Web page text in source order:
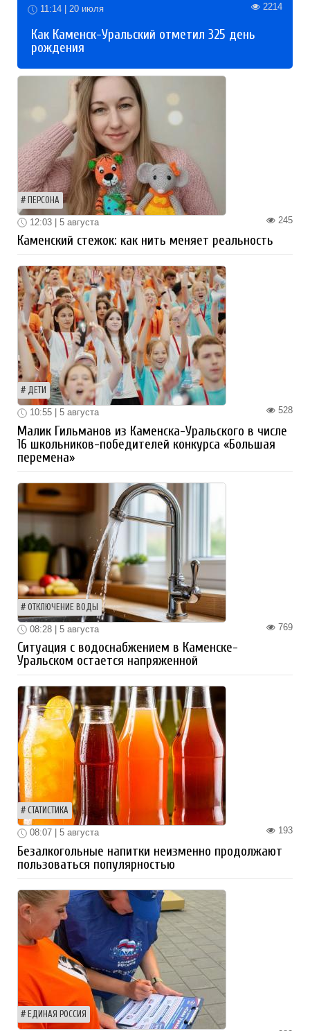
11:14 | 20 июля 2214
Как Каменск-Уральский отметил 325 день
рождения
ПЕРСОНА
245
12:03 | 5 августа
Каменский стежок: как нить меняет реальность
ДЕТИ
528
10:55 | 5 августа
Малик Гильманов из Каменска-Уральского в числе
16 школьников-победителей конкурса «Большая
перемена»
ОТКЛЮЧЕНИЕ ВОДЫ
769
08:28 | 5 августа
Ситуация с водоснабжением в Каменске-
Уральском остается напряженной
СТАТИСТИКА
193
08:07 | 5 августа
Безалкогольные напитки неизменно продолжают
пользоваться популярностью
ЕДИНАЯ РОССИЯ